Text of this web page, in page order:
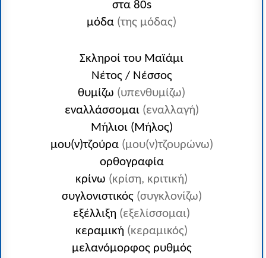
στα 80s
μόδα (της μόδας)
Σκληροί του Μαϊάμι
Νέτος / Νέσσος
θυμίζω (υπενθυμίζω)
εναλλάσσομαι (εναλλαγή)
Μήλιοι (Μήλος)
μου(ν)τζούρα (μου(ν)τζουρώνω)
ορθογραφία
κρίνω (κρίση, κριτική)
συγλονιστικός (συγκλονίζω)
εξέλλιξη (εξελίσσομαι)
κεραμική (κεραμικός)
μελανόμορφος ρυθμός